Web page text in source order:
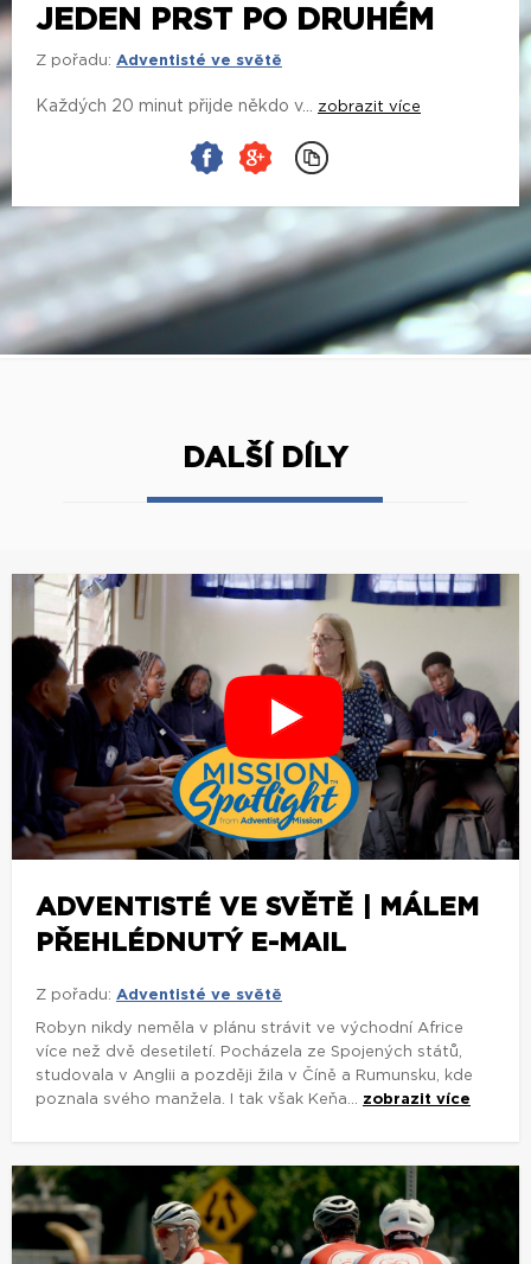
JEDEN PRST PO DRUHÉM
Z pořadu: Adventisté ve světě
Každých 20 minut přijde někdo v... zobrazit více
DALŠÍ DÍLY
ADVENTISTÉ VE SVĚTĚ | MÁLEM
PŘEHLÉDNUTÝ E-MAIL
Z pořadu: Adventisté ve světě
Robyn nikdy neměla v plánu strávit ve východní Africe
více než dvě desetiletí. Pocházela ze Spojených států,
studovala v Anglii a později žila v Číně a Rumunsku, kde
poznala svého manžela. I tak však Keňa... zobrazit více